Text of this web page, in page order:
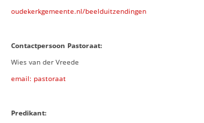
oudekerkgemeente.nl/beelduitzendingen
Contactpersoon Pastoraat:
Wies van der Vreede
email: pastoraat
Predikant: